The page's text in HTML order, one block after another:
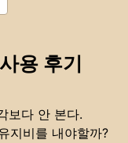
용 후기
보다 안 본다.
지비를 내야할까?